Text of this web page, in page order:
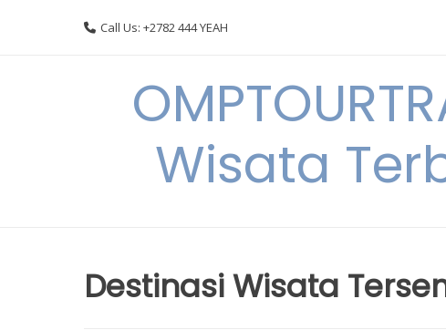
Call Us: +2782 444 YEAH
Wisata
Destinasi Wisata